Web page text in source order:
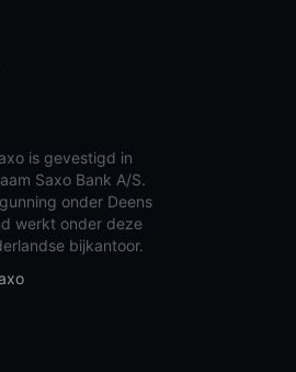
is gevestigd in
Saxo Bank A/S.
onder Deens
werkt onder deze
bijkantoor.